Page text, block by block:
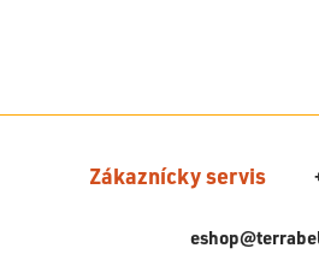
Zákaznícky servis